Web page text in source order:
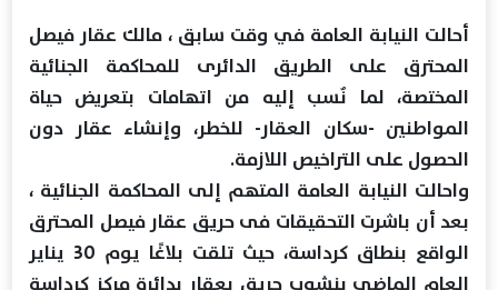
أحالت النيابة العامة في وقت سابق ، مالك عقار فيصل
المحترق على الطريق الدائرى للمحاكمة الجنائية
المختصة، لما نٌسب إليه من اتهامات بتعريض حياة
المواطنين -سكان العقار- للخطر، وإنشاء عقار دون
الحصول على التراخيص اللازمة.
واحالت النيابة العامة المتهم إلى المحاكمة الجنائية ،
بعد أن باشرت التحقيقات فى حريق عقار فيصل المحترق
الواقع بنطاق كرداسة، حيث تلقت بلاغًا يوم 30 يناير
العام الماضى بنشوب حريق بعقارٍ بدائرة مركز كرداسة